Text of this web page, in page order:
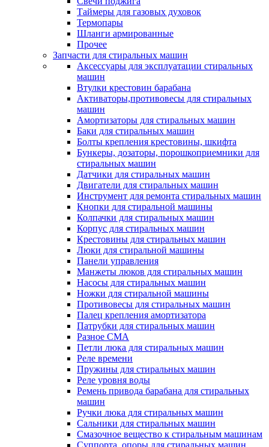
Таймеры для газовых духовок
Термопары
Шланги армированные
Прочее
Запчасти для стиральных машин
Аксессуары для эксплуатации стиральных
машин
Втулки крестовин барабана
Активаторы,противовесы для стиральных
машин
Амортизаторы для стиральных машин
Баки для стиральных машин
Болты крепления крестовины, шкифта
Бункеры, дозаторы, порошкоприемники для
стиральных машин
Датчики для стиральных машин
Двигатели для стиральных машин
Инструмент для ремонта стиральных машин
Кнопки для стиральной машины
Колпачки для стиральных машин
Корпус для стиральных машин
Крестовины для стиральных машин
Люки для стиральной машины
Панели управления
Манжеты люков для стиральных машин
Насосы для стиральных машин
Ножки для стиральной машины
Противовесы для стиральных машин
Палец крепления амортизатора
Патрубки для стиральных машин
Разное СМА
Петли люка для стиральных машин
Реле времени
Пружины для стиральных машин
Реле уровня воды
Ремень привода барабана для стиральных
машин
Ручки люка для стиральных машин
Сальники для стиральных машин
Смазочное вещество к стиральным машинам
Суппорта, опоры для стиральных машин